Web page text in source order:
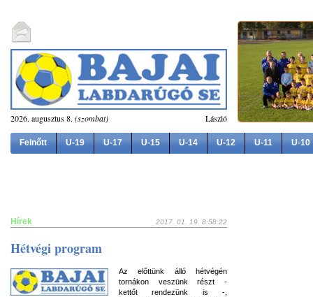
2026. augusztus 8. (szombat) László
Felnőtt U-19 U-17 U-15 U-14 U-12 U-11 U-10
Hírek 2017. 01. 19. 8:58:22
Hétvégi program
Az előttünk álló hétvégén
tornákon veszünk részt -
kettőt rendezünk is -,